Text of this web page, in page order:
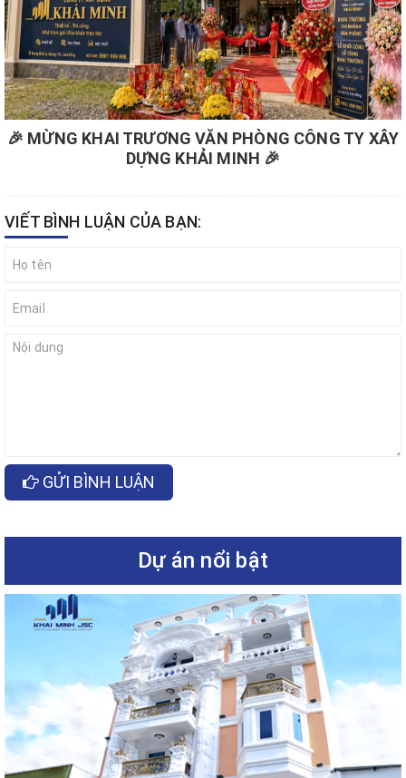
🎉 MỪNG KHAI TRƯƠNG VĂN PHÒNG CÔNG TY XÂY
DỰNG KHẢI MINH 🎉
VIẾT BÌNH LUẬN CỦA BẠN:
GỬI BÌNH LUẬN
Dự án nổi bật